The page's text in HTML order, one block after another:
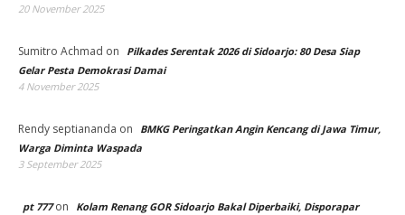
20 November 2025
Sumitro Achmad on
Pilkades Serentak 2026 di Sidoarjo: 80 Desa Siap
Gelar Pesta Demokrasi Damai
4 November 2025
Rendy septiananda on
BMKG Peringatkan Angin Kencang di Jawa Timur,
Warga Diminta Waspada
3 September 2025
pt 777on
Kolam Renang GOR Sidoarjo Bakal Diperbaiki, Disporapar